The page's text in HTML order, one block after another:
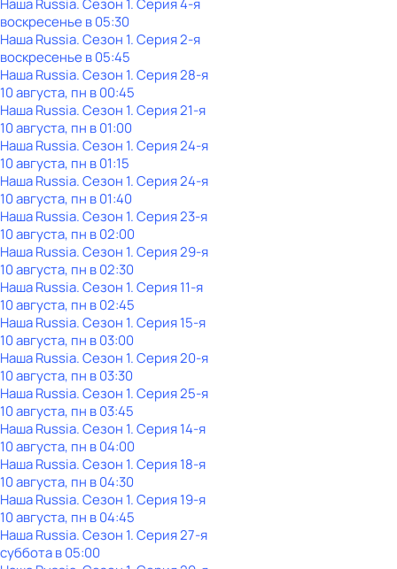
Наша Russia. Сезон 1. Серия 4-я
воскресенье в05:30
Наша Russia. Сезон 1. Серия 2-я
воскресенье в05:45
Наша Russia. Сезон 1. Серия 28-я
10 августа, пн в 00:45
Наша Russia. Сезон 1. Серия 21-я
10 августа, пн в 01:00
Наша Russia. Сезон 1. Серия 24-я
10 августа, пн в 01:15
Наша Russia. Сезон 1. Серия 24-я
10 августа, пн в 01:40
Наша Russia. Сезон 1. Серия 23-я
10 августа, пн в 02:00
Наша Russia. Сезон 1. Серия 29-я
10 августа, пн в 02:30
Наша Russia. Сезон 1. Серия 11-я
10 августа, пн в 02:45
Наша Russia. Сезон 1. Серия 15-я
10 августа, пн в 03:00
Наша Russia. Сезон 1. Серия 20-я
10 августа, пн в 03:30
Наша Russia. Сезон 1. Серия 25-я
10 августа, пн в 03:45
Наша Russia. Сезон 1. Серия 14-я
10 августа, пн в 04:00
Наша Russia. Сезон 1. Серия 18-я
10 августа, пн в 04:30
Наша Russia. Сезон 1. Серия 19-я
10 августа, пн в 04:45
Наша Russia. Сезон 1. Серия 27-я
субботав05:00